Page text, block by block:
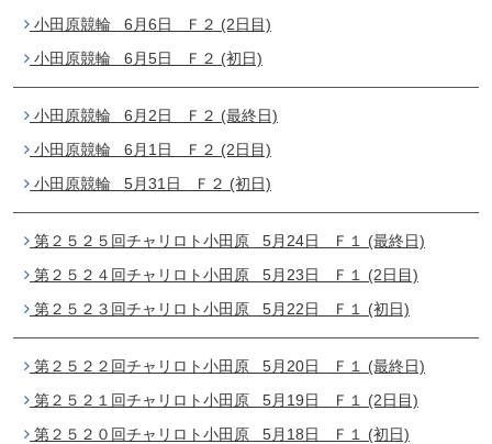
小田原競輪 6月6日 Ｆ２ (2日目)
小田原競輪 6月5日 Ｆ２ (初日)
小田原競輪 6月2日 Ｆ２ (最終日)
小田原競輪 6月1日 Ｆ２ (2日目)
小田原競輪 5月31日 Ｆ２ (初日)
第２５２５回チャリロト小田原 5月24日 Ｆ１ (最終日)
第２５２４回チャリロト小田原 5月23日 Ｆ１ (2日目)
第２５２３回チャリロト小田原 5月22日 Ｆ１ (初日)
第２５２２回チャリロト小田原 5月20日 Ｆ１ (最終日)
第２５２１回チャリロト小田原 5月19日 Ｆ１ (2日目)
第２５２０回チャリロト小田原 5月18日 Ｆ１ (初日)